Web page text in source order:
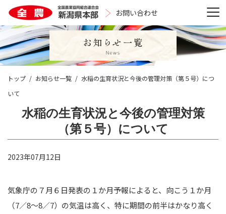
トップ お知らせ一覧
水稲の生育状況と今後の管理対策（第５号）につ
いて
水稲の生育状況と今後の管理対策
（第５号）について
2023年07月12日
気象庁の７月６日発表の１か月予報によると、向こう１か月
（7／8～8／7）の気温は高く、特に期間の前半はかなり高く
お問い合わせ